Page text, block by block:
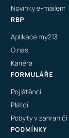
Novinky e-mailem
RBP
Aplikace my213
O nás
Kariéra
FORMULÁŘE
Pojištěnci
Plátci
Pobyty v zahraničí
PODMÍNKY